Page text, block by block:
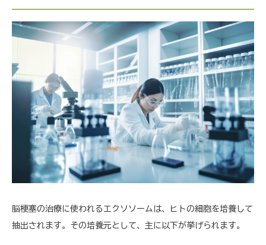
脳梗塞の治療に使われるエクソソームは、ヒトの細胞を培養して
抽出されます。その培養元として、主に以下が挙げられます。